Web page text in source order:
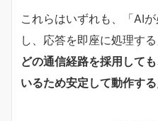
これらはいずれも、「AI
し、応答を即座に処理す
どの通信経路を採用して
いるため安定して動作する